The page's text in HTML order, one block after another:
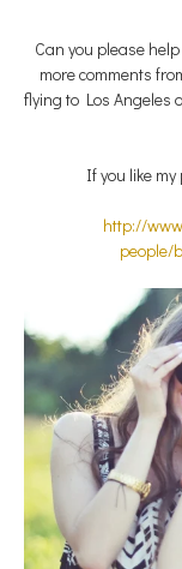
Can you please
more comments
flying to Los Angeles
If you like
http://
people/